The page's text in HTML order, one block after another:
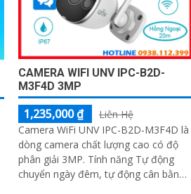
CAMERA WIFI UNV IPC-B2D-
M3F4D 3MP
1,235,000 ₫
Liên Hệ
Camera WiFi UNV IPC-B2D-M3F4D là
dòng camera chất lượng cao có độ
phân giải 3MP. Tính năng Tự động
chuyển ngày đêm, tự động cân bằng